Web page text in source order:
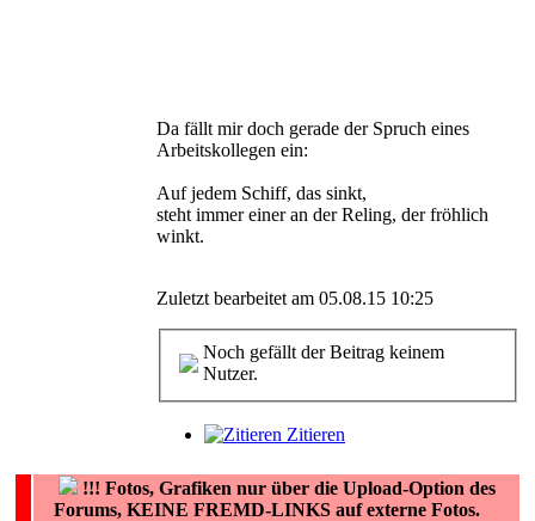
Da fällt mir doch gerade der Spruch eines
Arbeitskollegen ein:
Auf jedem Schiff, das sinkt,
steht immer einer an der Reling, der fröhlich
winkt.
Zuletzt bearbeitet am 05.08.15 10:25
Noch gefällt der Beitrag keinem
Nutzer.
Zitieren
!!! Fotos, Grafiken nur über die Upload-Option des
Forums, KEINE FREMD-LINKS auf externe Fotos.